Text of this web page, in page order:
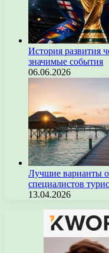
История развития
значимые события
06.06.2026
Лучшие варианты
специалистов
13.04.2026